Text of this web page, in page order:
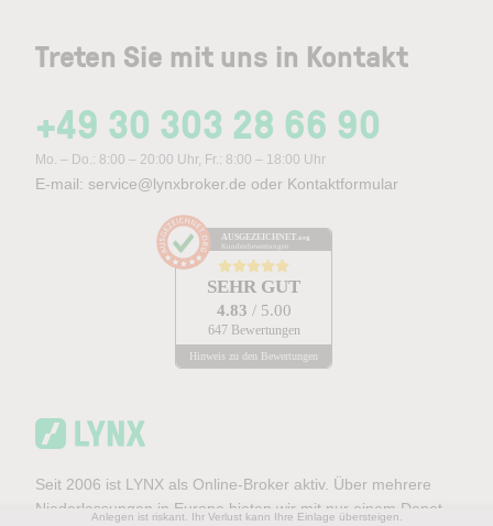
Treten Sie mit uns in Kontakt
+49 30 303 28 66 90
Mo. – Do.: 8:00 – 20:00 Uhr, Fr.: 8:00 – 18:00 Uhr
E-mail: service@lynxbroker.de oder Kontaktformular
AUSGEZEICHNET .org
Kundenbewertungen
SEHR GUT
4.83 / 5.00
647 Bewertungen
Hinweis zu den Bewertungen
Seit 2006 ist LYNX als Online-Broker aktiv. Über mehrere
Niederlassungen in Europa bieten wir mit nur einem Depot
Anlegen ist riskant. Ihr Verlust kann Ihre Einlage übersteigen.